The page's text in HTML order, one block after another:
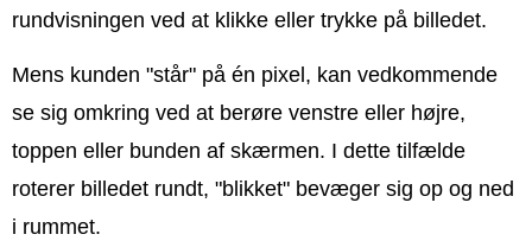
rundvisningen ved at klikke eller trykke på billedet.
Mens kunden "står" på én pixel, kan vedkommende
se sig omkring ved at berøre venstre eller højre,
toppen eller bunden af skærmen. I dette tilfælde
roterer billedet rundt, "blikket" bevæger sig op og ned
i rummet.